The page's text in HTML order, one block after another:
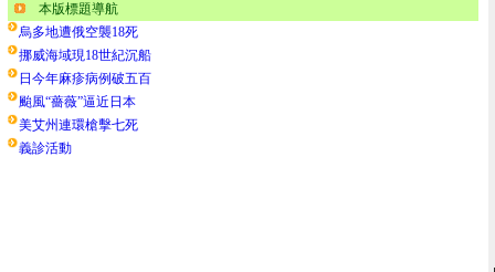
本版標題導航
烏多地遭俄空襲18死
挪威海域現18世紀沉船
日今年麻疹病例破五百
颱風“薔薇”逼近日本
美艾州連環槍擊七死
義診活動